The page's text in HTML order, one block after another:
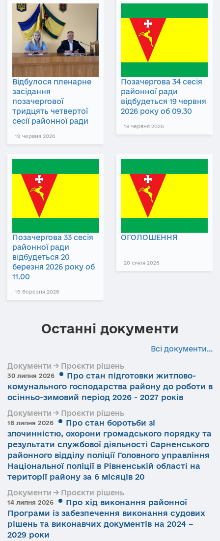
Відбулося пленарне
засідання
позачергової
тридцять четвертої
сесії районної ради
19 червня 2026
Позачергова 34 сесія
районної ради
відбудеться 19 червня
2026 року об 09.30
18 червня 2026
Позачергова 33 сесія
районної ради
відбудеться 20
березня 2026 року об
11.00
19 березня 2026
ОГОЛОШЕННЯ
20 січня 2026
Останні документи
Всі документи...
Документи → Проєкти рішень
30 липня 2026
Про стан підготовки житлово-
комунального господарства району до роботи в
осінньо-зимовий період 2026 - 2027 років
Документи → Проєкти рішень
16 липня 2026
Про стан боротьби зі
злочинністю, охорони громадського порядку та
результати службової діяльності Сарненського
районного відділу поліції Головного управління
Національної поліції в Рівненській області на
території району за 6 місяців 20
Документи → Проєкти рішень
14 липня 2026
Про хід виконання районної
Програми із забезпечення виконання судових
рішень та виконавчих документів на 2024 –
2029 роки